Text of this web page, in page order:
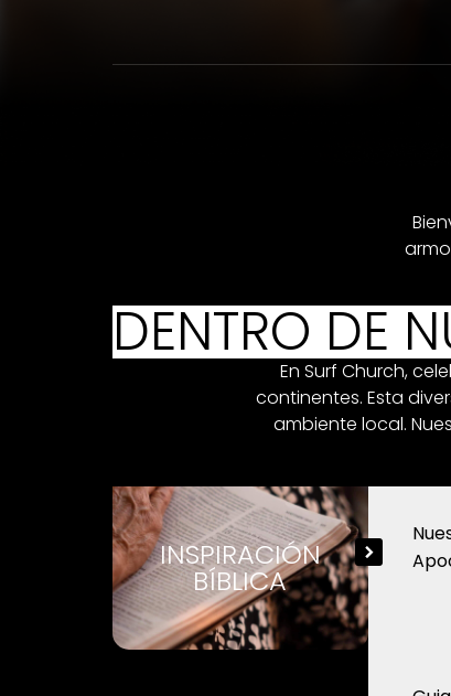
DENTRO DE
En Surf Church,
continentes. Esta
ambiente local.
INSPIRACIÓN
BÍBLICA